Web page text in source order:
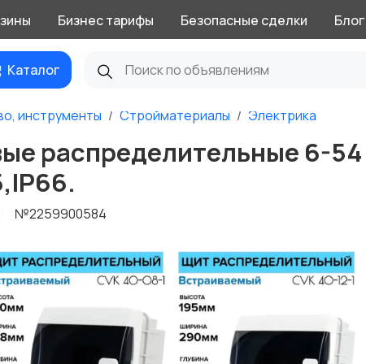
Бизнес тарифы Безопасные сделки Блог
Каталог
инструменты Стройматериалы Электрика
распределительные 6-
№2259900584